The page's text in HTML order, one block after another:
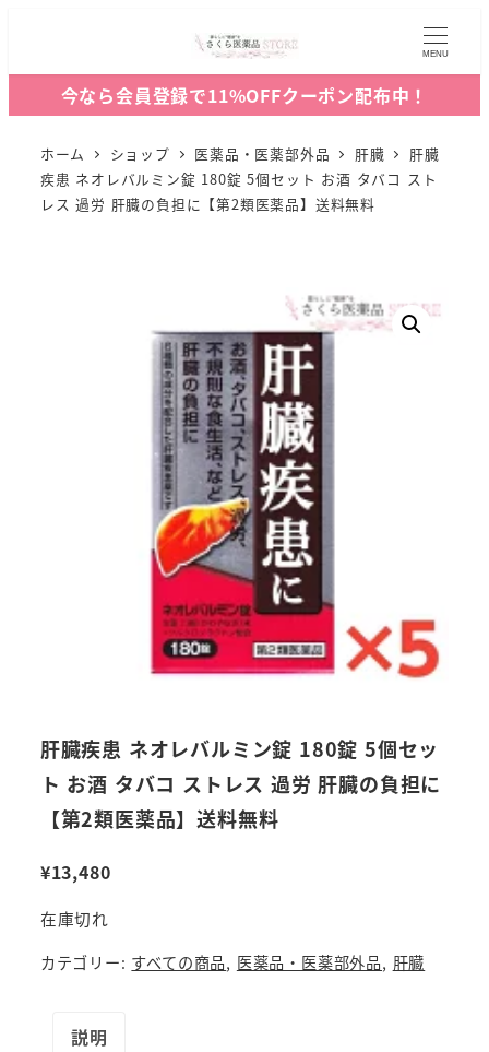
MENU
今なら会員登録で11%OFFクーポン配布中！
ホーム ショップ 医薬品・医薬部外品 肝臓
肝臓
疾患 ネオレバルミン錠 180錠 5個セット お酒 タバコ スト
レス 過労 肝臓の負担に【第2類医薬品】送料無料
肝臓疾患 ネオレバルミン錠 180錠 5個セッ
ト お酒 タバコ ストレス 過労 肝臓の負担に
【第2類医薬品】送料無料
¥13,480
在庫切れ
カテゴリー: すべての商品, 医薬品・医薬部外品, 肝臓
説明